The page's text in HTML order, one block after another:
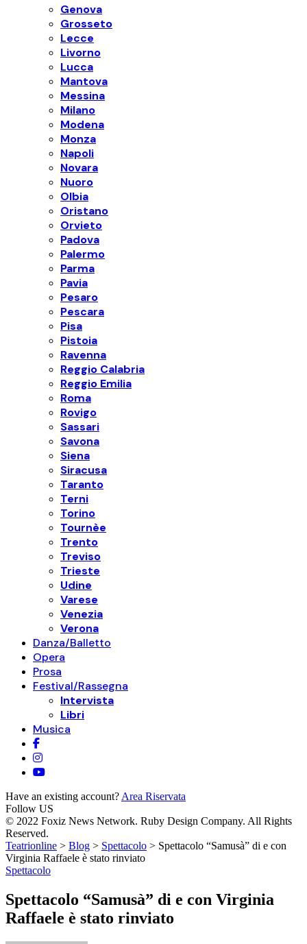
Genova
Grosseto
Lecce
Livorno
Lucca
Mantova
Messina
Milano
Modena
Monza
Napoli
Novara
Nuoro
Olbia
Oristano
Orvieto
Padova
Palermo
Parma
Pavia
Pesaro
Pescara
Pisa
Pistoia
Ravenna
Reggio Calabria
Reggio Emilia
Roma
Rovigo
Sassari
Savona
Siena
Siracusa
Taranto
Terni
Torino
Tournèe
Trento
Treviso
Trieste
Udine
Varese
Venezia
Verona
Danza/Balletto
Opera
Prosa
Festival/Rassegna
Intervista
Libri
Musica
Have an existing account? Area Riservata
Follow US
© 2022 Foxiz News Network. Ruby Design Company. All Rights
Reserved.
Teatrionline > Blog > Spettacolo > Spettacolo “Samusà” di e con
Virginia Raffaele è stato rinviato
Spettacolo
Spettacolo “Samusà” di e con Virginia
Raffaele è stato rinviato